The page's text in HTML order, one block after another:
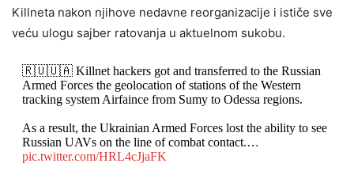
Killneta nakon njihove nedavne reorganizacije i ističe sve
veću ulogu sajber ratovanja u aktuelnom sukobu.
🇷🇺🇺🇦 Killnet hackers got and transferred to the Russian
Armed Forces the geolocation of stations of the Western
tracking system Airfaince from Sumy to Odessa regions.
As a result, the Ukrainian Armed Forces lost the ability to see
Russian UAVs on the line of combat contact.…
pic.twitter.com/HRL4cJjaFK